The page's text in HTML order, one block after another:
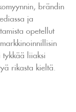
brändin
ja
opetellut
tykkää liiaksi
rikasta kieltä.